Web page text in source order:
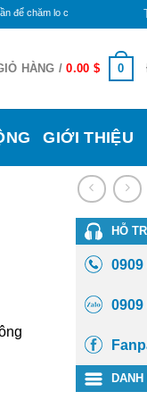
lo cho đời sống các bạn
HÀNG /0.00 $ 0
GIỚI THIỆU
HỖ
0909
0909
DANH